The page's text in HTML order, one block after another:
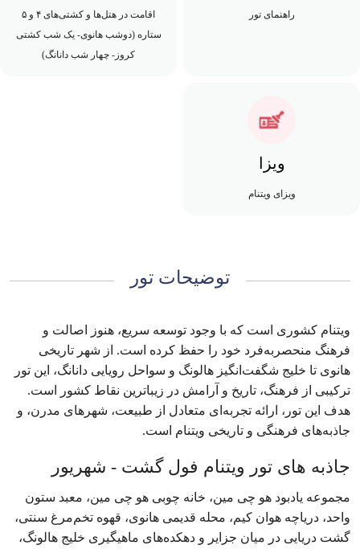
راهنمای تور
اقامت در هتل‌ها و کشتی‌های ۴ و ۵
ستاره (دوشب هانوی- یک شب کشتی
کروز- چهار شب دانانگ)
ویزا
ویزای ویتنام
توضیحات تور
ویتنام کشوری است که با وجود توسعه سریع، هنوز اصالت و
فرهنگ منحصربه‌فرد خود را حفظ کرده است. از شهر تاریخی
هانوی تا خلیج شگفت‌انگیز ها‌لونگ و سواحل رویایی دانانگ، این تور
ترکیبی از فرهنگ، تاریخ و آرامش در زیباترین نقاط کشور است.
هدف این تور، ارائه تجربه‌ای متعادل از طبیعت، شهرهای مدرن، و
جاذبه‌های فرهنگی و تاریخی ویتنام است.
جاذبه های تور ویتنام فول گشت - شهریور
مجموعه یادبود هو چی مین، خانه چوبی هو چی مین، معبد ستون
واحد، دریاچه هوان کیم، محله قدیمی هانوی، قهوه تخم‌مرغ سنتی،
گشت دریایی در میان جزایر و دهکده‌های ماهیگیری خلیج هالونگ،